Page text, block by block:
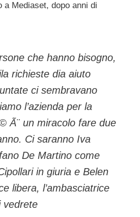
a Mediaset, dopo anni di
che hanno bisogno,
richieste dia aiuto
ci sembravano
l’azienda per la
Ã¨ un miracolo fare due
Ci saranno Iva
De Martino come
in giuria e Belen
libera, l’ambasciatrice
vedrete